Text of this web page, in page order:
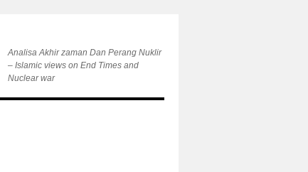
Analisa Akhir zaman Dan Perang Nuklir
– Islamic views on End Times and
Nuclear war